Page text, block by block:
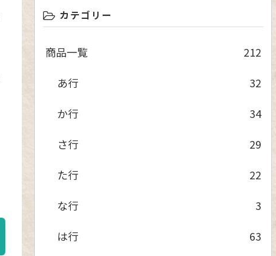
カテゴリー
商品一覧
212
あ行
32
か行
34
さ行
29
た行
22
な行
3
は行
63